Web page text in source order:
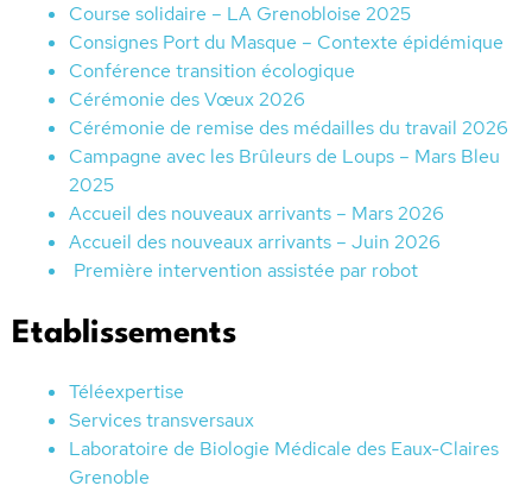
Course solidaire – LA Grenobloise 2025
Consignes Port du Masque – Contexte épidémique
Conférence transition écologique
Cérémonie des Vœux 2026
Cérémonie de remise des médailles du travail 2026
Campagne avec les Brûleurs de Loups – Mars Bleu
2025
Accueil des nouveaux arrivants – Mars 2026
Accueil des nouveaux arrivants – Juin 2026
Première intervention assistée par robot
Etablissements
Téléexpertise
Services transversaux
Laboratoire de Biologie Médicale des Eaux-Claires
Grenoble